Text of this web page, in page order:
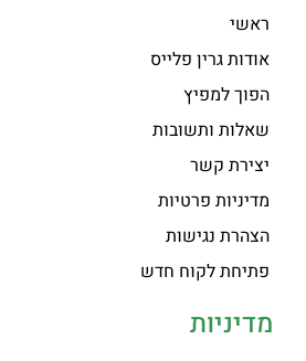
ראשי
אודות גרין פלייס
הפוך למפיץ
שאלות ותשובות
יצירת קשר
מדיניות פרטיות
הצהרת נגישות
פתיחת לקוח חדש
מדיניות